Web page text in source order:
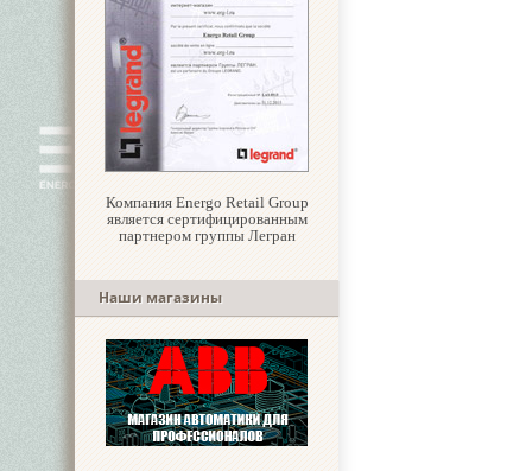
Компания Energo Retail Group
является сертифицированным
партнером группы Легран
Наши магазины